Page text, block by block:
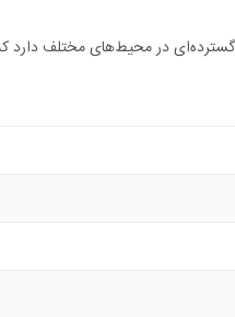
در محیط‌های مختلف دارد